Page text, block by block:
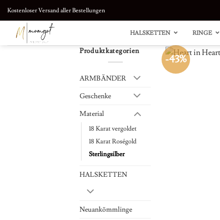
Zum
springen
Kostenloser Versand aller Bestellungen
HALSKETTEN RINGE
Produktkategorien
ARMBÄNDER
Geschenke
Material
18 Karat vergoldet
18 Karat Roségold
Sterlingsilber
HALSKETTEN
Neuankömmlinge
-43%